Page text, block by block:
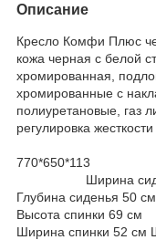
Описание
Кресло Комфи Плюс
кожа черная с белой
хромированная,
хромированные с
полиуретановые, газ
Ширина
Глубина сиденья 50 см
Высота спинки 69 см
Ширина спинки 52 см